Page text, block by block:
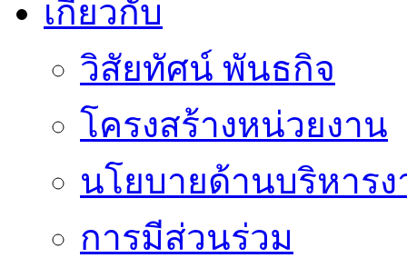
เกี่ยวกับ
วิสัยทัศน์ พันธกิจ
โครงสร้างหน่วยงาน
นโยบายด้านบริหาร
การมีส่วนร่วม